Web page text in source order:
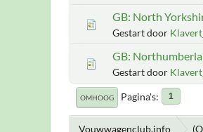
GB: North
Gestart door
GB:
Gestart door
OMHOOG Pagina's 1
Vouwwagenclub.info